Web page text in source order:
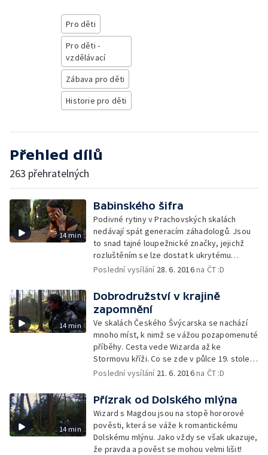
Pro děti
Pro děti -
vzdělávací
Zábava pro děti
Historie pro děti
Přehled dílů
263 přehratelných
14 min
Babinského šifra
Podivné rytiny v Prachovských skalách
nedávají spát generacím záhadologů. Jsou
to snad tajné loupežnické značky, jejichž
rozluštěním se lze dostat k ukrytému
pokladu?
Poslední vysílání 28. 6. 2016na ČT :D
14 min
Dobrodružství v krajině
zapomnění
Ve skalách Českého Švýcarska se nachází
mnoho míst, k nimž se vážou pozapomenuté
příběhy. Cesta vede Wizarda až ke
Stormovu kříži. Co se zde v půlce 19. století
odehrálo?
Poslední vysílání 21. 6. 2016na ČT :D
14 min
Přízrak od Dolského mlýna
Wizard s Magdou jsou na stopě hororové
pověsti, která se váže k romantickému
Dolskému mlýnu. Jako vždy se však ukazuje,
že pravda a pověst se mohou velmi lišit!